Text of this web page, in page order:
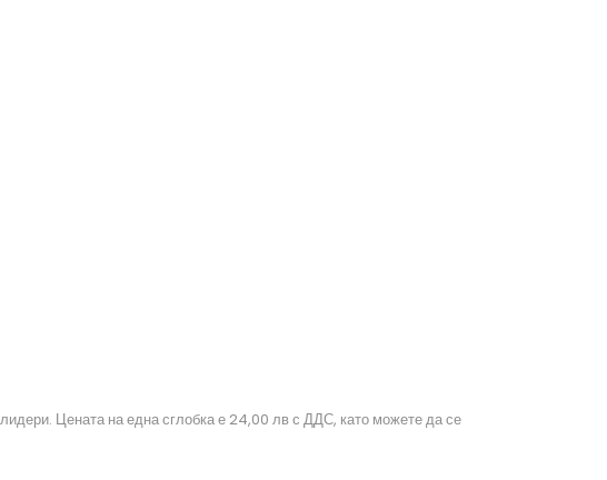
Цената на една сглобка е 24,00 лв с ДДС, като можете да се